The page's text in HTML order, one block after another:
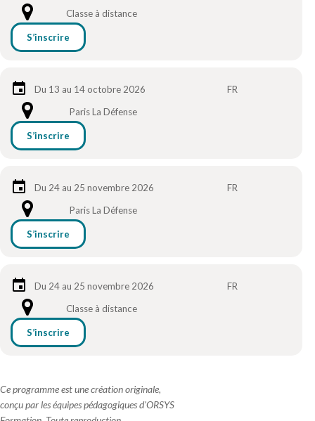
Classe à distance
S’inscrire
Du 13 au 14 octobre 2026
FR
Paris La Défense
S’inscrire
Du 24 au 25 novembre 2026
FR
Paris La Défense
S’inscrire
Du 24 au 25 novembre 2026
FR
Classe à distance
S’inscrire
Ce programme est une création originale,
conçu par les équipes pédagogiques d'ORSYS